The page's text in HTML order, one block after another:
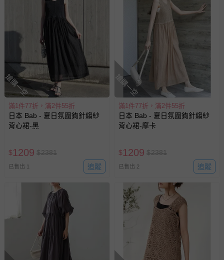
搶購一空
滿1件77折，滿2件55折
日本 Bab - 夏日氛圍鉤針縐紗
背心裙-黑
$1209 $2381
已售出 1 追蹤
搶購一空
滿1件77折，滿2件55折
日本 Bab - 夏日氛圍鉤針縐紗
背心裙-摩卡
$1209 $2381
已售出 2 追蹤